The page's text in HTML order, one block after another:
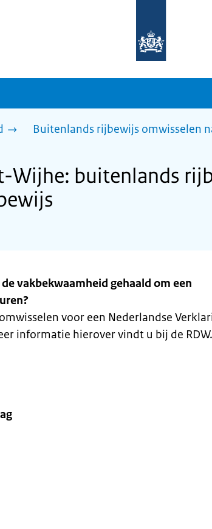
homepage
Buitenlands rijbewijs omwisselen
Wijhe: buitenlands
vakbekwaamheid gehaald om een
voor een Nederlandse
informatie hierover vindt u bij de RDW.